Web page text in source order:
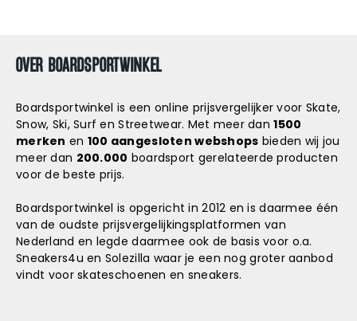
OVER BOARDSPORTWINKEL
Boardsportwinkel is een online prijsvergelijker voor Skate,
Snow, Ski, Surf en Streetwear. Met meer dan1500
merken en 100 aangesloten webshops bieden wij jou
meer dan 200.000 boardsport gerelateerde producten
voor de beste prijs.
Boardsportwinkel is opgericht in 2012 en is daarmee één
van de oudste prijsvergelijkingsplatformen van
Nederland en legde daarmee ook de basis voor o.a.
Sneakers4u en Solezilla waar je een nog groter aanbod
vindt voor skateschoenen en sneakers.